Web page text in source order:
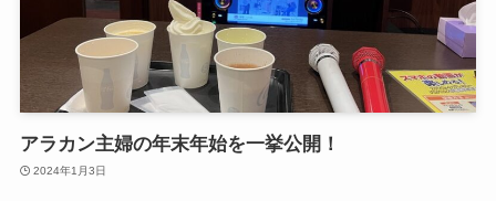
アラカン主婦の年末年始を一挙公開！
2024年1月3日